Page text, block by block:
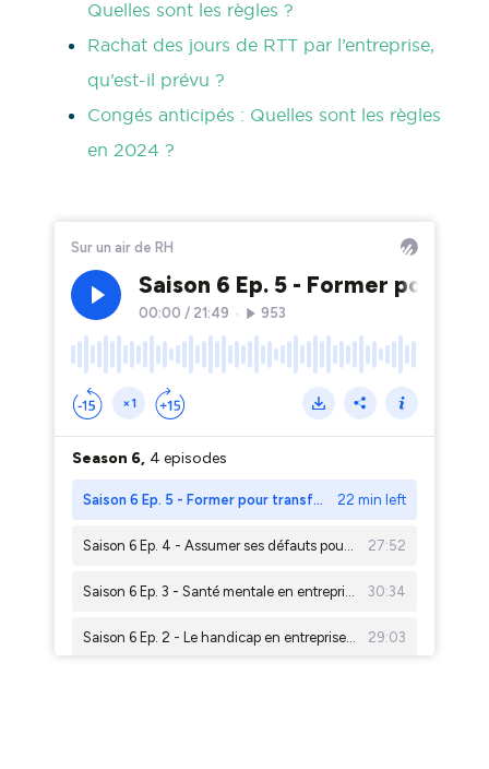
Quelles sont les règles ?
Rachat des jours de RTT par l’entreprise,
qu’est-il prévu ?
Congés anticipés : Quelles sont les règles
en 2024 ?